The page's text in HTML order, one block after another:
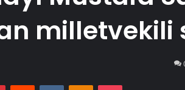
milletvekili
PinterestReddit VKontakteOdnoklassniki
Pocket